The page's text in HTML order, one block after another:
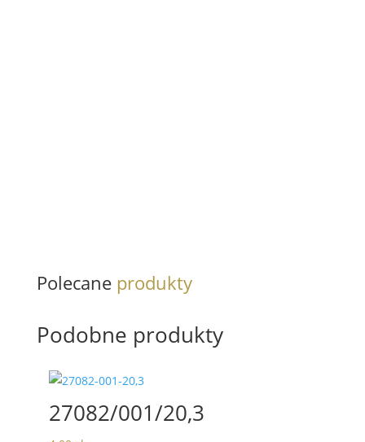
Polecaneprodukty
Podobne produkty
27082/001/20,3